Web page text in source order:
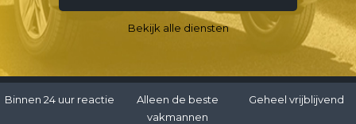
Bekijk alle diensten
Binnen 24 uur reactie
Alleen de beste
vakmannen
Geheel vrijblijvend